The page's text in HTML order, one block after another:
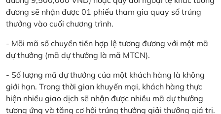
đương sẽ nhận được 01 phiếu tham gia quay số trúng
thưởng vào cuối chương trình.
- Mỗi mã số chuyển tiền hợp lệ tương đương với một mã
dự thưởng (mã dự thưởng là mã MTCN).
- Số lượng mã dự thưởng của một khách hàng là không
giới hạn. Trong thời gian khuyến mại, khách hàng thực
hiện nhiều giao dịch sẽ nhận được nhiều mã dự thưởng
tương ứng và tăng cơ hội trúng thưởng giải thưởng giá trị.